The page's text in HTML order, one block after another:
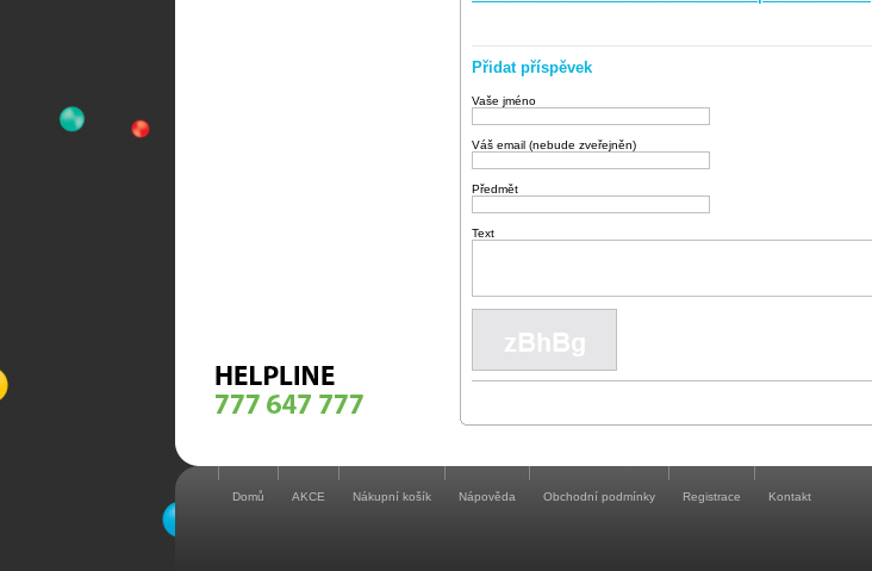
Přidat příspěvek
Vaše jméno
Váš email (nebude zveřejněn)
Předmět
Text
Domů AKCE Nákupní košík Nápověda Obchodní podmínky Registrace Kontakt